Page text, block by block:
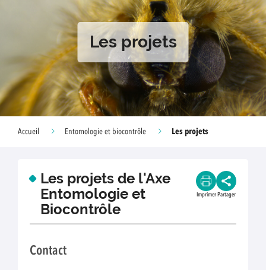
Les projets
Accueil Entomologie et biocontrôle Les projets
Les projets de l'Axe
Entomologie et
Biocontrôle
Imprimer Partager
Contact